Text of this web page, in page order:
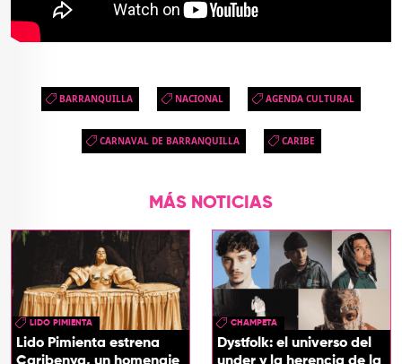
BARRANQUILLA NACIONAL AGENDA CULTURAL
CARNAVAL DE BARRANQUILLA CARIBE
MÁS NOTICIAS
LIDO PIMIENTA
Lido Pimienta estrena
Caribenya, un homenaje
CHAMPETA
Dystfolk: el universo del
under y la herencia de la